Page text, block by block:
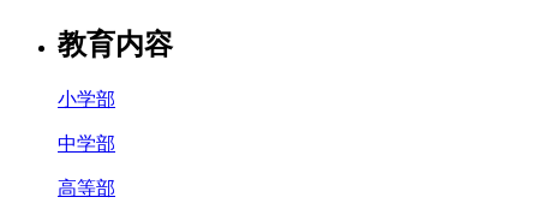
教育内容
小学部
中学部
高等部